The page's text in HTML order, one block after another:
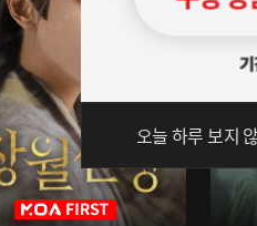
오늘 하루 보지